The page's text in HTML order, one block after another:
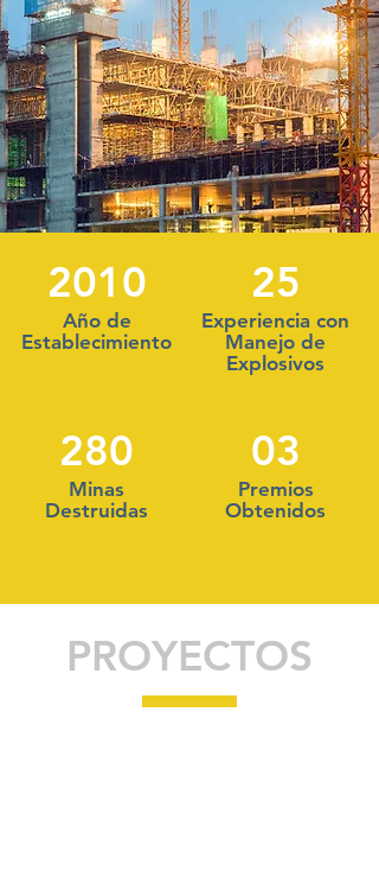
2010
Año de
Establecimiento
25
Experiencia con
Manejo de
Explosivos
280
Minas
Destruidas
03
Premios
Obtenidos
PROYECTOS